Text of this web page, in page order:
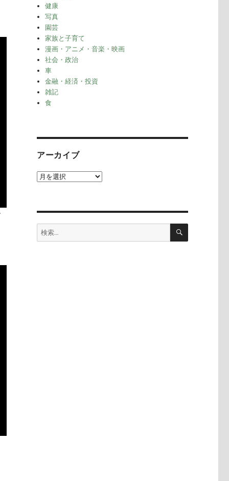
健康
写真
園芸
家族と子育て
漫画・アニメ・音楽・映画
社会・政治
車
金融・経済・投資
雑記
食
アーカイブ
ア
検
索:
検